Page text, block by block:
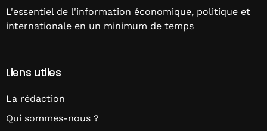
L'essentiel de l'information économique, politique et
internationale en un minimum de temps
Liens utiles
La rédaction
Qui sommes-nous ?